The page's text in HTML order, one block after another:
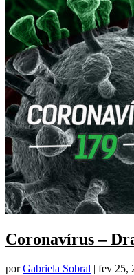
Coronavírus –
porGabriela Sobral | fev 25,